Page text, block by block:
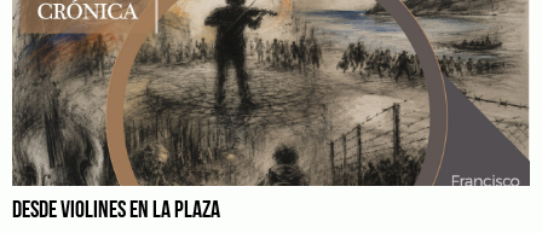
DESDE VIOLINES EN LA PLAZA